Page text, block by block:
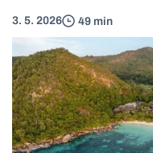
3. 5. 2026 49 min